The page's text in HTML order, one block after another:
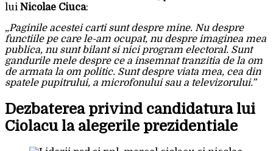
lui Nicolae Ciuca:
„Paginile acestei carti sunt despre mine. Nu despre
functiile pe care le-am ocupat, nu despre imaginea mea
publica, nu sunt bilant si nici program electoral. Sunt
gandurile mele despre ce a insemnat tranzitia de la om
de armata la om politic. Sunt despre viata mea, cea din
spatele pupitrului, a microfonului sau a televizorului.”
Dezbaterea privind candidatura lui
Ciolacu la alegerile prezidentiale